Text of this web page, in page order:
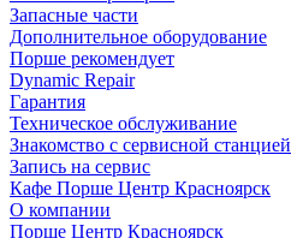
Запасные части
Дополнительное оборудование
Порше рекомендует
Dynamic Repair
Гарантия
Техническое обслуживание
Знакомство с сервисной станцией
Запись на сервис
Кафе Порше Центр Красноярск
О компании
Порше Центр Красноярск